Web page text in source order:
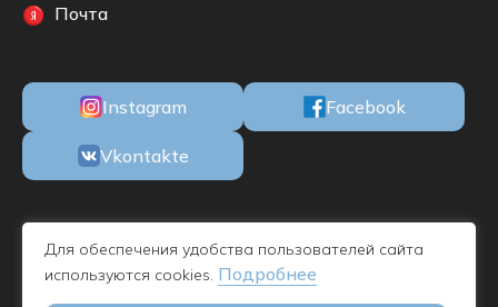
Почта
Instagram Facebook
Vkontakte
Для обеспечения удобства пользователей сайта
используются cookies. Подробнее
ООО «БКМЕБЕЛЬ» Республика Беларусь, 220100, г. Минск, ул. М.
Богдановича, 78, пом. 1Н офис 11, УНП 192732019 - дата